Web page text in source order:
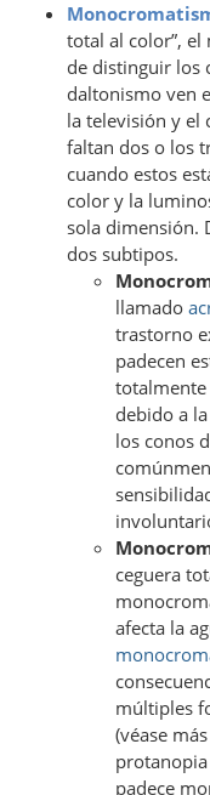
total al color”,
de distinguir los
daltonismo ven
la televisión y el
faltan dos o los
cuando estos
color y la
sola dimensión.
dos subtipos.
llamado
trastorno
padecen
totalmente
debido a
los conos
ceguera
afecta la
múltiples
(véase
padece